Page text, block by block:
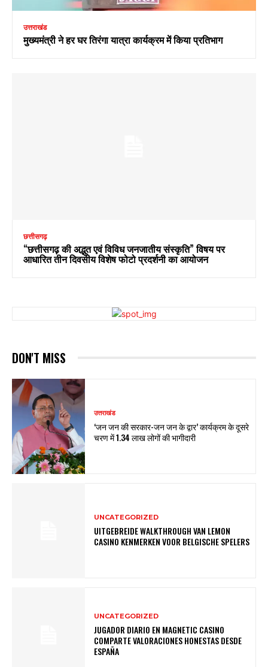
उत्तराखंड
मुख्यमंत्री ने हर घर तिरंगा यात्रा कार्यक्रम में किया प्रतिभाग
छत्तीसगढ़
“छत्तीसगढ़ की अद्भुत एवं विविध जनजातीय संस्कृति” विषय पर
आधारित तीन दिवसीय विशेष फोटो प्रदर्शनी का आयोजन
DON'T MISS
उत्तराखंड
‘जन जन की सरकार-जन जन के द्वार’ कार्यक्रम के दूसरे
चरण में 1.34 लाख लोगों की भागीदारी
UNCATEGORIZED
UITGEBREIDE WALKTHROUGH VAN LEMON
CASINO KENMERKEN VOOR BELGISCHE SPELERS
UNCATEGORIZED
JUGADOR DIARIO EN MAGNETIC CASINO
COMPARTE VALORACIONES HONESTAS DESDE
ESPAÑA